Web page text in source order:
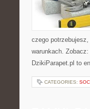
czego potrzebujesz,
warunkach.
DzikiParapet.pl to
CATEGORIES: